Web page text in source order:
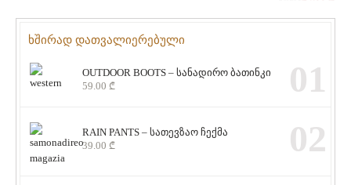
ხშირად დათვალიერებული
OUTDOOR BOOTS – სანადირო ბათინკი
59.00 ₾ 01
RAIN PANTS – სათევზაო ჩექმა
39.00 ₾ 02